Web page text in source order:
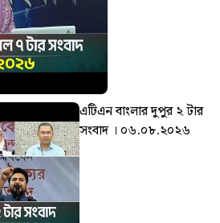
এটিএন বাংলার দুপুর ২ টার
সংবাদ । ০৬.০৮.২০২৬